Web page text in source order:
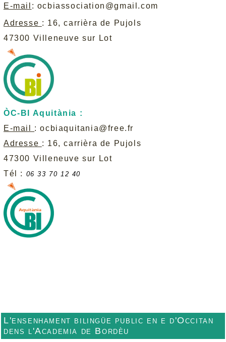
E-mail : ocbiassociation@gmail.com
Adresse : 16, carrièra de Pujols
47300 Villeneuve sur Lot
ÒC-BI Aquitània :
E-mail :ocbiaquitania@free.fr
Adresse : 16, carrièra de Pujols
47300 Villeneuve sur Lot
Tél : 06 33 70 12 40
L'ensenhament bilingüe public en e d'Occitan
dens l'Academia de Bordèu